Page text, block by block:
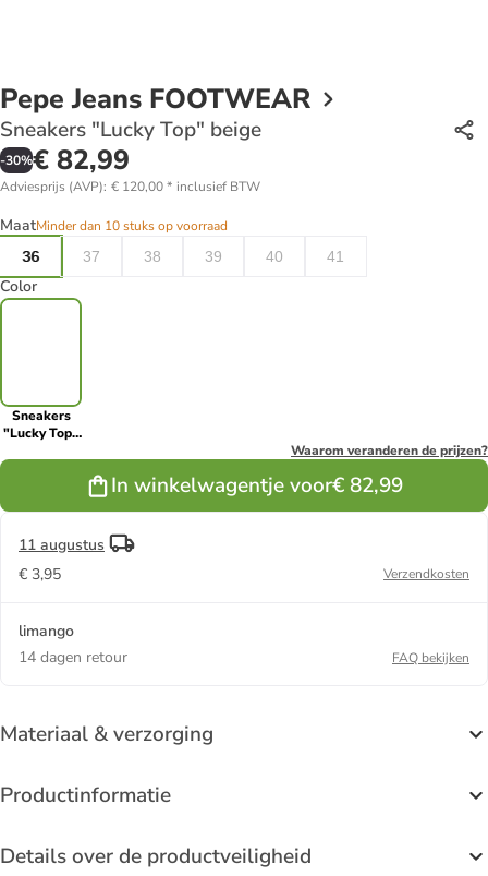
Pepe Jeans FOOTWEAR
Sneakers "Lucky Top" beige
-30%€ 82,99
Adviesprijs (AVP): € 120,00* inclusief BTW
MaatMinder dan 10 stuks op voorraad
36
37 38 39 40 41
Color
Sneakers
"Lucky Top"
Waarom veranderen de prijzen?
In winkelwagentje voor€ 82,99
11 augustus
€ 3,95
Verzendkosten
limango
14 dagen retour
FAQ bekijken
Materiaal & verzorging
Productinformatie
Details over de productveiligheid